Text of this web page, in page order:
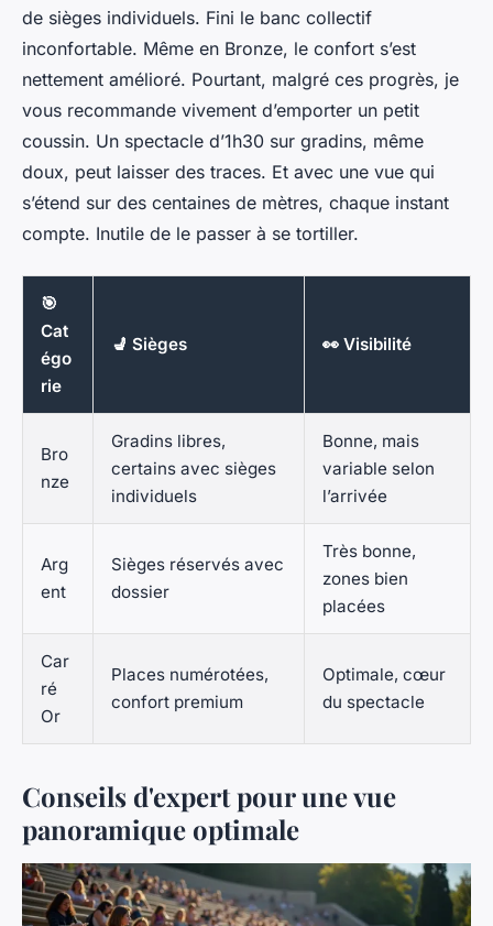
de sièges individuels. Fini le banc collectif
inconfortable. Même en Bronze, le confort s’est
nettement amélioré. Pourtant, malgré ces progrès, je
vous recommande vivement d’emporter un petit
coussin. Un spectacle d’1h30 sur gradins, même
doux, peut laisser des traces. Et avec une vue qui
s’étend sur des centaines de mètres, chaque instant
compte. Inutile de le passer à se tortiller.
🎯
Cat
égo
rie
💺 Sièges 👀 Visibilité
Bro
nze
Gradins libres,
certains avec sièges
individuels
Bonne, mais
variable selon
l’arrivée
Arg
ent
Sièges réservés avec
dossier
Très bonne,
zones bien
placées
Car
ré
Or
Places numérotées,
confort premium
Optimale, cœur
du spectacle
Conseils d'expert pour une vue
panoramique optimale